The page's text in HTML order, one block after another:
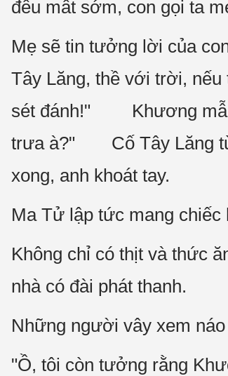
đều mất sớm, con gọi ta
Mẹ sẽ tin tưởng lời của
Tây Lăng, thề với trời,
sét đánh!" Khương mẫu
trưa à?" Cố Tây Lăng
xong, anh khoát tay.
Ma Tử lập tức mang chiếc
Không chỉ có thịt và thức
nhà có đài phát thanh.
Những người vây xem
"Ồ, tôi còn tưởng rằng